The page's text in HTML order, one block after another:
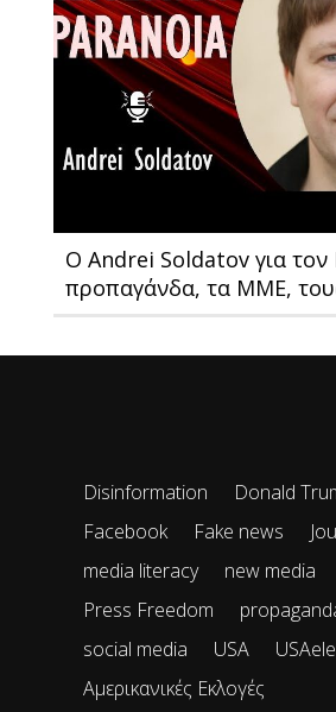
Ο Andrei Soldatov για τον
προπαγάνδα, τα ΜΜΕ,
Disinformation
Donald
Facebook
Fake news
media literacy
new media
Press Freedom
social media
USA
Αμερικανικές Εκλογές